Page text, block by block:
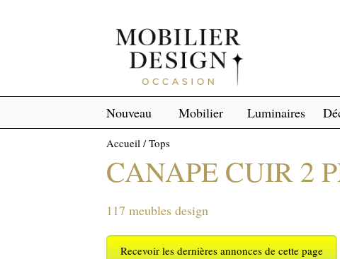
Nouveau Mobilier Luminaires
Accueil/Tops
CANAPE CUIR 2
117 meubles design
Recevoir les dernières annonces de cette page